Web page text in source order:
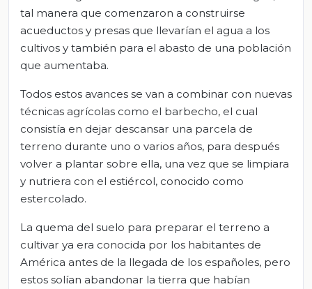
tal manera que comenzaron a construirse
acueductos y presas que llevarían el agua a los
cultivos y también para el abasto de una población
que aumentaba.
Todos estos avances se van a combinar con nuevas
técnicas agrícolas como el barbecho, el cual
consistía en dejar descansar una parcela de
terreno durante uno o varios años, para después
volver a plantar sobre ella, una vez que se limpiara
y nutriera con el estiércol, conocido como
estercolado.
La quema del suelo para preparar el terreno a
cultivar ya era conocida por los habitantes de
América antes de la llegada de los españoles, pero
estos solían abandonar la tierra que habían